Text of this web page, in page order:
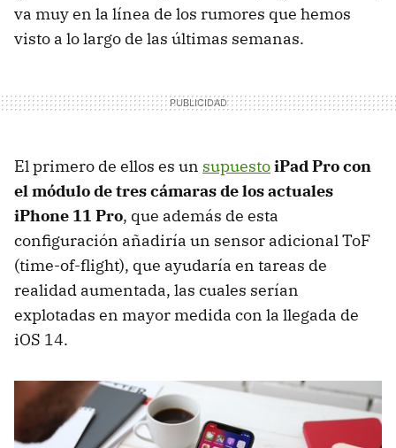
va muy en la línea de los rumores que hemos
visto a lo largo de las últimas semanas.
El primero de ellos es un supuestoiPad Pro con
el módulo de tres cámaras de los actuales
iPhone 11 Pro, que además de esta
configuración añadiría un sensor adicional ToF
(time-of-flight), que ayudaría en tareas de
realidad aumentada, las cuales serían
explotadas en mayor medida con la llegada de
iOS 14.